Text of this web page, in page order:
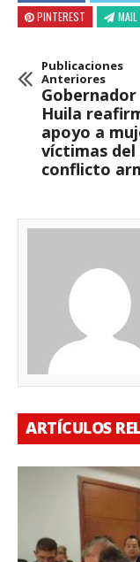
PINTEREST
MAIL
Publicaciones
Anteriores
Gobernador
Huila
apoyo a
víctimas del
conflicto
ARTÍCULOS